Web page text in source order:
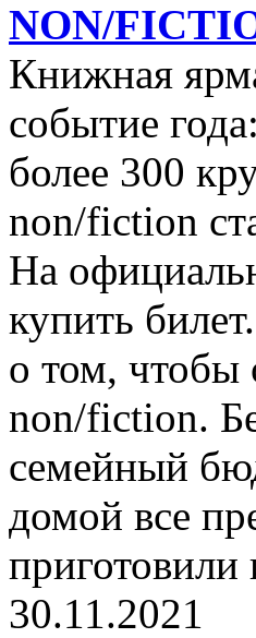
NON/
Книжная
событие
более 300
non/fiction
На
купить
о том, чтобы
non/fiction.
семейный
домой все
приготовили
30.11.2021